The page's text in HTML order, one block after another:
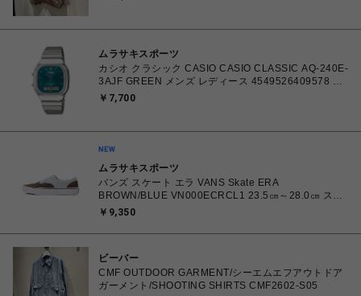
ムラサキスポーツ
カシオ クラシック CASIO CASIO CLASSIC AQ-240E-
3AJF GREEN メンズ レディース 4549526409578 腕
￥7,700
ムラサキスポーツ
バンズ スケート エラ VANS Skate ERA
BROWN/BLUE VN000ECRCL1 23.5㎝～28.0㎝ スニ
ーカー メンズ レディース シューズ 0198266445786
￥9,350
ビーバー
CMF OUTDOOR GARMENT/シーエムエフアウトドア
ガーメント/SHOOTING SHIRTS CMF2602-S05